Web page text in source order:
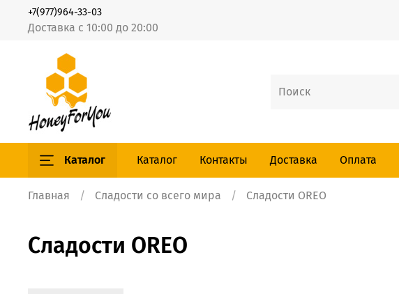
Доставка с 10:00 до 20:00
+7(977)964-33-03
Каталог Каталог Контакты Доставка Оплата
Главная Сладости со всего мира Сладости OREO
Сладости OREO